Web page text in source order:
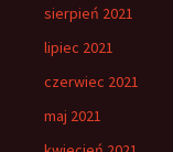
sierpień 2021
lipiec 2021
czerwiec 2021
maj 2021